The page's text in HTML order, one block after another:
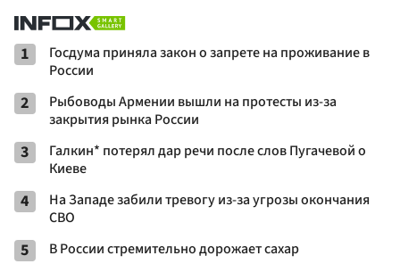
1
Госдума приняла закон о запрете на проживание в
России
2
Рыбоводы Армении вышли на протесты из-за
закрытия рынка России
3
Галкин* потерял дар речи после слов Пугачевой о
Киеве
4
На Западе забили тревогу из-за угрозы окончания
СВО
5 В России стремительно дорожает сахар